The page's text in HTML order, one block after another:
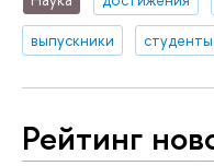
выпускники
студенты
Рейтинг